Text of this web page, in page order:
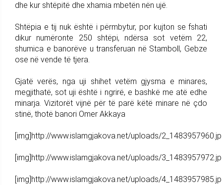
dhe kur shtëpitë dhe xhamia mbetën nën ujë.
Shtëpia e tij nuk është i përmbytur, por kujton se fshati
dikur numëronte 250 shtëpi, ndërsa sot vetëm 22,
shumica e banorëve u transferuan në Stamboll, Gebze
ose në vende të tjera.
Gjatë verës, nga uji shihet vetëm gjysma e minares,
megjithatë, sot uji është i ngrirë, e bashkë me atë edhe
minarja. Vizitorët vijnë për të parë këtë minare në çdo
stinë, thotë banori Omer Akkaya
[img]http://www.islamgjakova.net/uploads/
[img]http://www.islamgjakova.net/uploads/
[img]http://www.islamgjakova.net/uploads/